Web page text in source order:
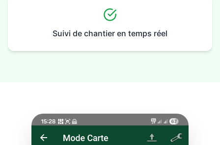
Suivi de chantier en temps réel